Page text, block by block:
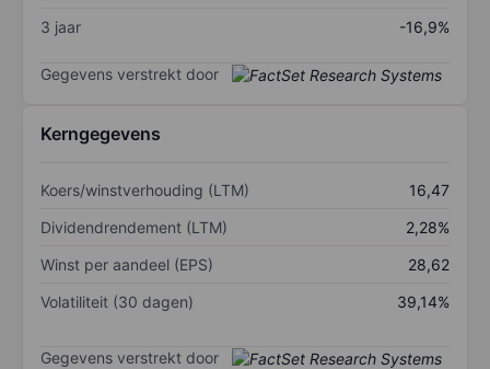
3 jaar
-16,9%
Gegevens verstrekt door
Kerngegevens
Koers/winstverhouding (LTM)
16,47
Dividendrendement (LTM)
2,28%
Winst per aandeel (EPS)
28,62
Volatiliteit (30 dagen)
39,14%
Gegevens verstrekt door